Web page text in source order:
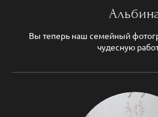
Вы теперь наш семейный
чудесную